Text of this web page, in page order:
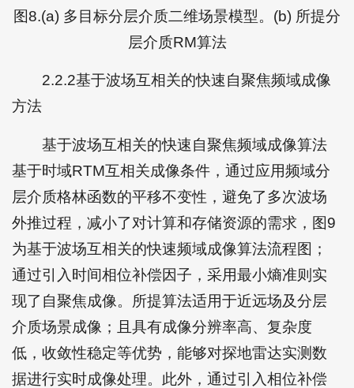
图8.(a) 多目标分层介质二维场景模型。(b) 所提分
层介质RM算法
2.2.2基于波场互相关的快速自聚焦频域成像
方法
基于波场互相关的快速自聚焦频域成像算法
基于时域RTM互相关成像条件，通过应用频域分
层介质格林函数的平移不变性，避免了多次波场
外推过程，减小了对计算和存储资源的需求，图9
为基于波场互相关的快速频域成像算法流程图；
通过引入时间相位补偿因子，采用最小熵准则实
现了自聚焦成像。所提算法适用于近远场及分层
介质场景成像；且具有成像分辨率高、复杂度
低，收敛性稳定等优势，能够对探地雷达实测数
据进行实时成像处理。此外，通过引入相位补偿